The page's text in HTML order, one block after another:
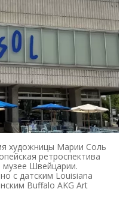
художницы Марии Соль
ретроспектива
Швейцарии.
с датским Louisiana
Buffalo AKG Art